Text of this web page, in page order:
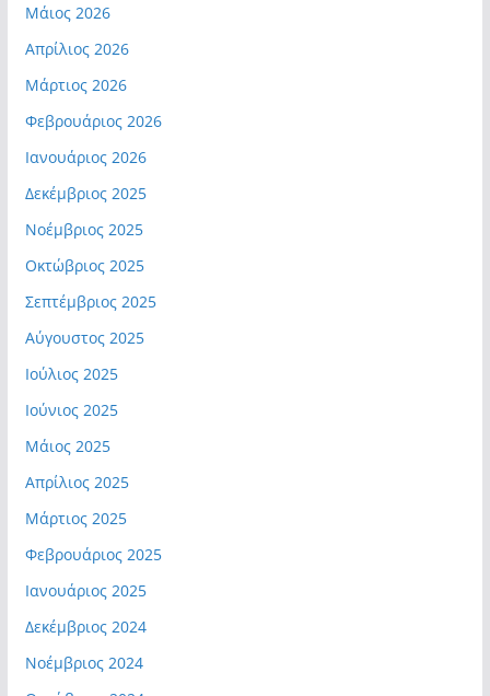
Μάιος 2026
Απρίλιος 2026
Μάρτιος 2026
Φεβρουάριος 2026
Ιανουάριος 2026
Δεκέμβριος 2025
Νοέμβριος 2025
Οκτώβριος 2025
Σεπτέμβριος 2025
Αύγουστος 2025
Ιούλιος 2025
Ιούνιος 2025
Μάιος 2025
Απρίλιος 2025
Μάρτιος 2025
Φεβρουάριος 2025
Ιανουάριος 2025
Δεκέμβριος 2024
Νοέμβριος 2024